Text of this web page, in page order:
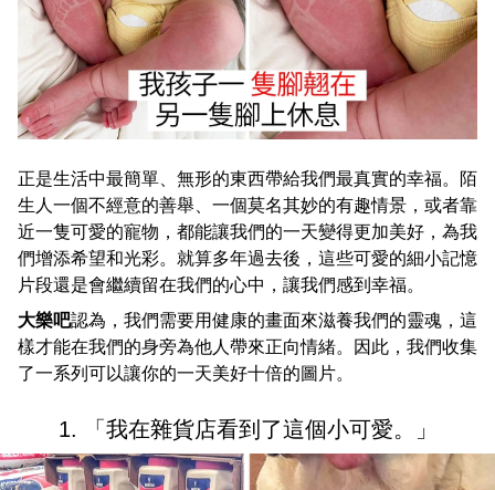
正是生活中最簡單、無形的東西帶給我們最真實的幸福。陌
生人一個不經意的善舉、一個莫名其妙的有趣情景，或者靠
近一隻可愛的寵物，都能讓我們的一天變得更加美好，為我
們增添希望和光彩。就算多年過去後，這些可愛的細小記憶
片段還是會繼續留在我們的心中，讓我們感到幸福。
大樂吧認為，我們需要用健康的畫面來滋養我們的靈魂，這
樣才能在我們的身旁為他人帶來正向情緒。因此，我們收集
了一系列可以讓你的一天美好十倍的圖片。
1. 「我在雜貨店看到了這個小可愛。」